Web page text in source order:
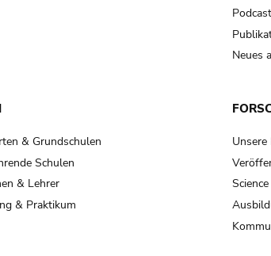
Neues
& Grundschulen
Schulen
& Lehrer
& Praktikum